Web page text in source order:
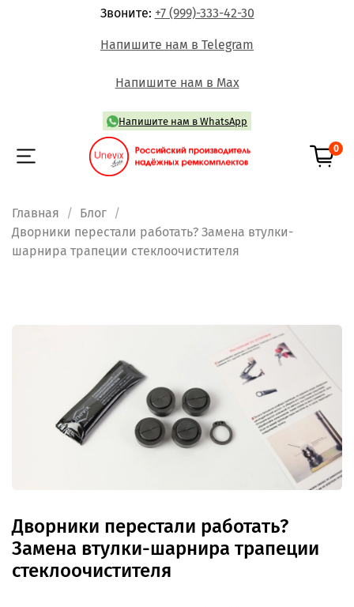
Звоните: +7 (999)-333-42-30
Напишите нам в Telegram
Напишите нам в Max
Напишите нам в WhatsApp
0
Главная
Блог
Дворники перестали работать? Замена втулки-
шарнира трапеции стеклоочистителя
Дворники перестали работать?
Замена втулки-шарнира трапеции
стеклоочистителя